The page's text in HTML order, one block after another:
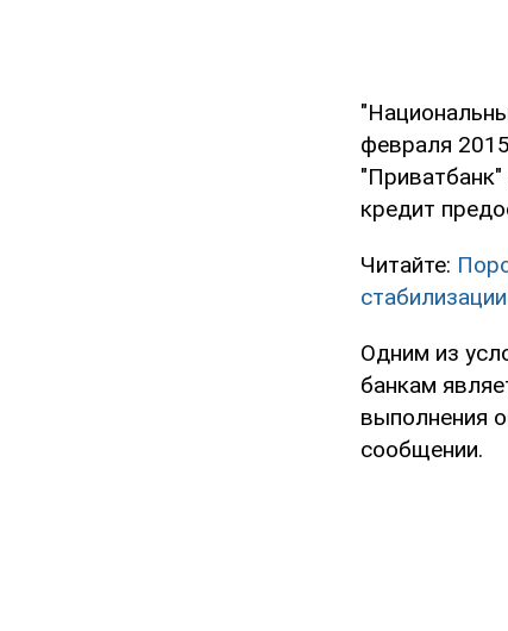
февраля
кредит
Читайте:
Одним из
банкам
выполнения
сообщении.